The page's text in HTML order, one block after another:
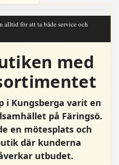
alltid för att ta både service och
med
i Kungsberga varit en
på Färingsö.
en mötesplats och
där kunderna
utbudet.